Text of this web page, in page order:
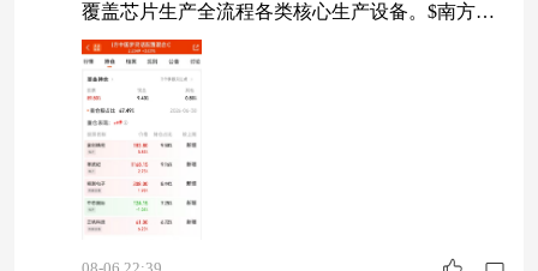
覆盖芯片生产全流程各类核心生产设备。$南方中
国梦灵活配置混合C$